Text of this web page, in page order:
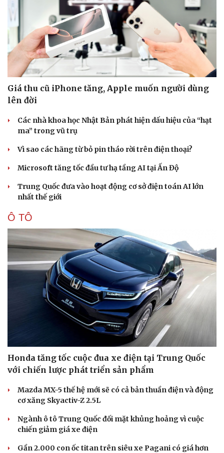
Giá thu cũ iPhone tăng, Apple muốn người dùng
lên đời
Các nhà khoa học Nhật Bản phát hiện dấu hiệu của “hạt
ma” trong vũ trụ
Vì sao các hãng từ bỏ pin tháo rời trên điện thoại?
Microsoft tăng tốc đầu tư hạ tầng AI tại Ấn Độ
Trung Quốc đưa vào hoạt động cơ sở điện toán AI lớn
nhất thế giới
Ô TÔ
Honda tăng tốc cuộc đua xe điện tại Trung Quốc
với chiến lược phát triển sản phẩm
Mazda MX-5 thế hệ mới sẽ có cả bản thuần điện và động
cơ xăng Skyactiv-Z 2.5L
Ngành ô tô Trung Quốc đối mặt khủng hoảng vì cuộc
chiến giảm giá xe điện
Gần 2.000 con ốc titan trên siêu xe Pagani có giá hơn